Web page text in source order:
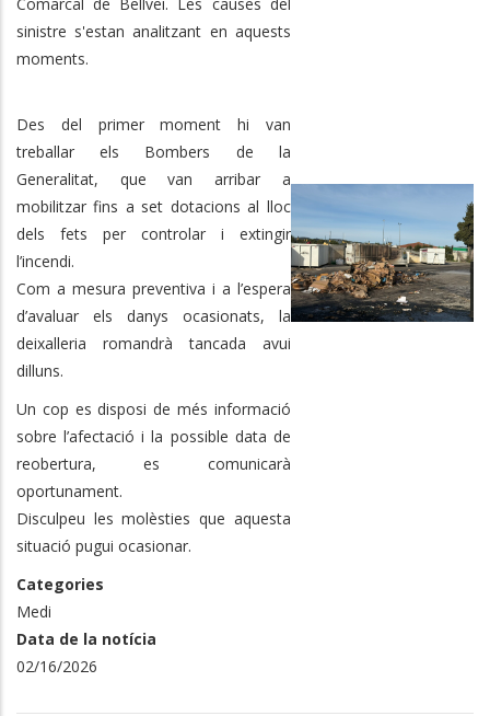
sinistre s'estan analitzant en aquests
moments.
Des del primer moment hi van
treballar els Bombers de la
Generalitat, que van arribar a
mobilitzar fins a set dotacions al lloc
dels fets per controlar i extingir
l’incendi.
Com a mesura preventiva i a l’espera
d’avaluar els danys ocasionats, la
deixalleria romandrà tancada avui
dilluns.
Un cop es disposi de més informació
sobre l’afectació i la possible data de
reobertura, es comunicarà
oportunament.
Disculpeu les molèsties que aquesta
situació pugui ocasionar.
Categories
Medi
Data de la notícia
02/16/2026